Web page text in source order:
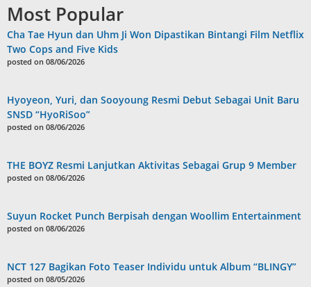
Most Popular
Cha Tae Hyun dan Uhm Ji Won Dipastikan Bintangi Film Netflix
Two Cops and Five Kids
posted on 08/06/2026
Hyoyeon, Yuri, dan Sooyoung Resmi Debut Sebagai Unit Baru
SNSD “HyoRiSoo”
posted on 08/06/2026
THE BOYZ Resmi Lanjutkan Aktivitas Sebagai Grup 9 Member
posted on 08/06/2026
Suyun Rocket Punch Berpisah dengan Woollim Entertainment
posted on 08/06/2026
NCT 127 Bagikan Foto Teaser Individu untuk Album “BLINGY”
posted on 08/05/2026